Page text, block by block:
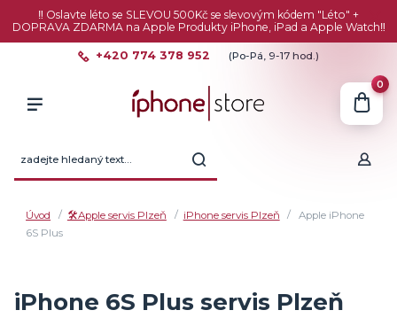
‼️ Oslavte léto se SLEVOU 500Kč se slevovým kódem "Léto" +
DOPRAVA ZDARMA na Apple Produkty iPhone, iPad a Apple Watch‼️
+420 774 378 952 (Po-Pá, 9-17 hod.)
0
Úvod 🛠️Apple servis Plzeň iPhone servis Plzeň
Apple iPhone
6S Plus
iPhone 6S Plus servis Plzeň